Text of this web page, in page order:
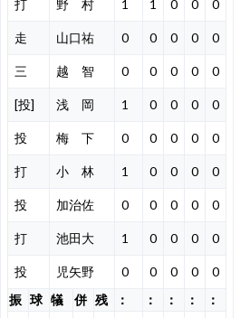
打 野 村 1 1 0 0 0
走 山口祐 0 0 0 0 0
三 越 智 0 0 0 0 0
[投] 浅 岡 1 0 0 0 0
投 梅 下 0 0 0 0 0
打 小 林 1 0 0 0 0
投 加治佐 0 0 0 0 0
打 池田大 1 0 0 0 0
投 児矢野 0 0 0 0
0
振 球 犠 併 残 ： ： ： ：
：